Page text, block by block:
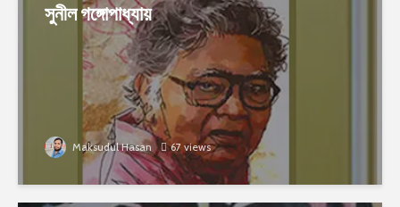
সুনীল গঙ্গোপাধ্যায়
Maksudul Hasan 67 views